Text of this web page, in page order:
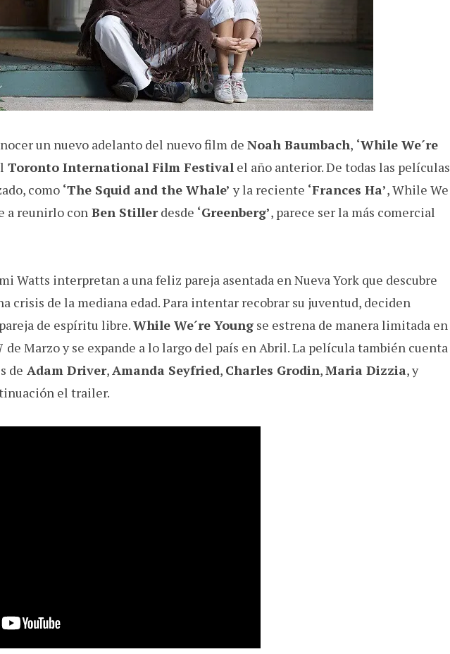
un nuevo adelanto del nuevo film de Noah Baumbach, ‘While We´re
Toronto International Film Festival el año anterior. De todas las películas
como ‘The Squid and the Whale’ y la reciente ‘Frances Ha’, While We
a reunirlo con Ben Stillerdesde ‘Greenberg’, parece ser la más comercial
Watts interpretan a una feliz pareja asentada en Nueva York que descubre
crisis de la mediana edad. Para intentar recobrar su juventud, deciden
de espíritu libre.While We´re Young se estrena de manera limitada en
de Marzo y se expande a lo largo del país en Abril. La película también cuenta
de Adam Driver,Amanda Seyfried, Charles Grodin,Maria Dizzia, y
el trailer.